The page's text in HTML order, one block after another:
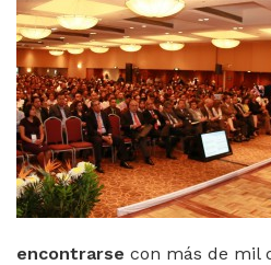
encontrarse con más de mil